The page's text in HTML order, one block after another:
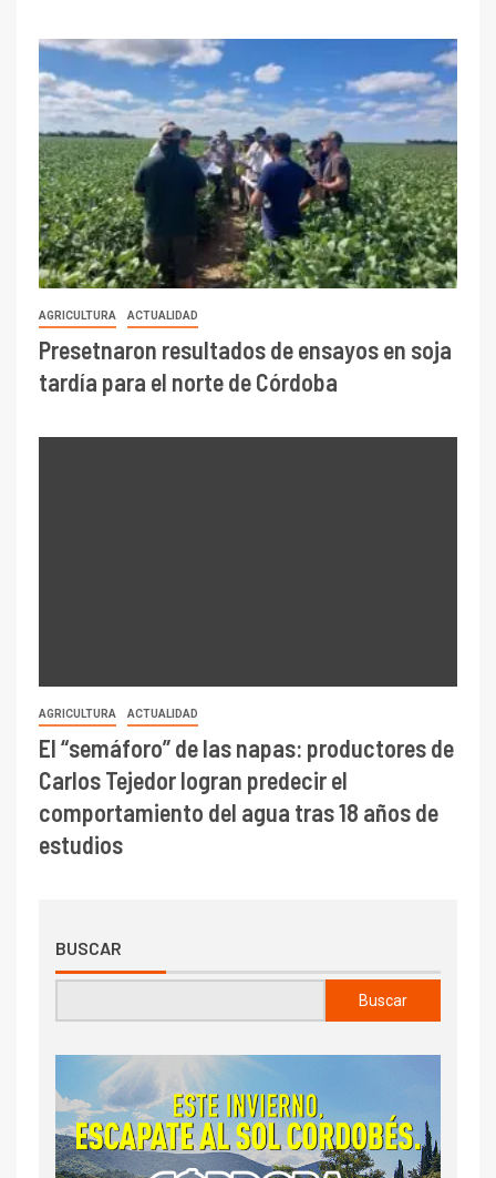
AGRICULTURA ACTUALIDAD
Presetnaron resultados de ensayos en soja
tardía para el norte de Córdoba
AGRICULTURA ACTUALIDAD
El “semáforo” de las napas: productores de
Carlos Tejedor logran predecir el
comportamiento del agua tras 18 años de
estudios
BUSCAR
Buscar